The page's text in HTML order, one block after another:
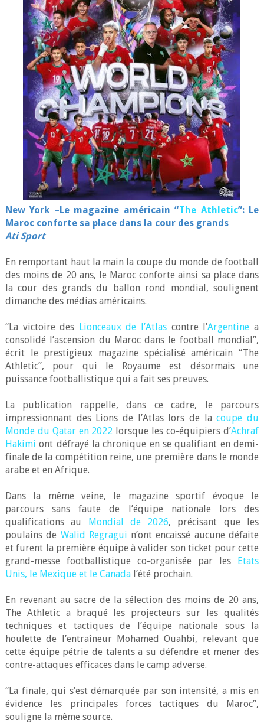
New York –Le magazine américain “The Athletic”: Le
Maroc conforte sa place dans la cour des grands
Ati Sport
En remportant haut la main la coupe du monde de football
des moins de 20 ans, le Maroc conforte ainsi sa place dans
la cour des grands du ballon rond mondial, soulignent
dimanche des médias américains.
“La victoire des Lionceaux de l’Atlas contre l’Argentine a
consolidé l’ascension du Maroc dans le football mondial”,
écrit le prestigieux magazine spécialisé américain “The
Athletic”, pour qui le Royaume est désormais une
puissance footballistique qui a fait ses preuves.
La publication rappelle, dans ce cadre, le parcours
impressionnant des Lions de l’Atlas lors de lacoupe du
Monde du Qatar en 2022 lorsque les co-équipiers d’Achraf
Hakimi ont défrayé la chronique en se qualifiant en demi-
finale de la compétition reine, une première dans le monde
arabe et en Afrique.
Dans la même veine, le magazine sportif évoque le
parcours sans faute de l’équipe nationale lors des
qualifications au Mondial de 2026, précisant que les
poulains de Walid Regragui n’ont encaissé aucune défaite
et furent la première équipe à valider son ticket pour cette
grand-messe footballistique co-organisée par les Etats
Unis, le Mexique et le Canadal’été prochain.
En revenant au sacre de la sélection des moins de 20 ans,
The Athletic a braqué les projecteurs sur les qualités
techniques et tactiques de l’équipe nationale sous la
houlette de l’entraîneur Mohamed Ouahbi, relevant que
cette équipe pétrie de talents a su défendre et mener des
contre-attaques efficaces dans le camp adverse.
“La finale, qui s’est démarquée par son intensité, a mis en
évidence les principales forces tactiques du Maroc”,
souligne la même source.